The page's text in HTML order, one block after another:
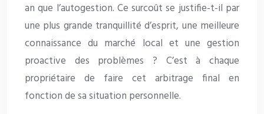
an que l’autogestion. Ce surcoût se justifie-t-il par
une plus grande tranquillité d’esprit, une meilleure
connaissance du marché local et une gestion
proactive des problèmes ? C’est à chaque
propriétaire de faire cet arbitrage final en
fonction de sa situation personnelle.